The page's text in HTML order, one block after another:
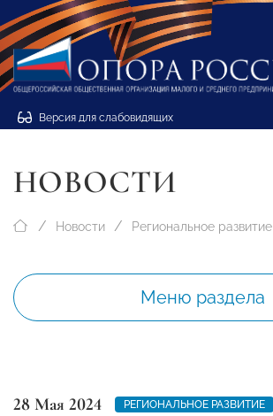
Версия для слабовидящих
НОВОСТИ
Новости Региональное развитие
Меню раздела
28 Мая 2024
РЕГИОНАЛЬНОЕ РАЗВИТИЕ